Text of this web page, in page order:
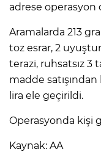
adrese operasyon
Aramalarda 213
toz esrar, 2
terazi, ruhsatsız
madde
lira ele geçirildi.
Operasyonda kişi
Kaynak: AA